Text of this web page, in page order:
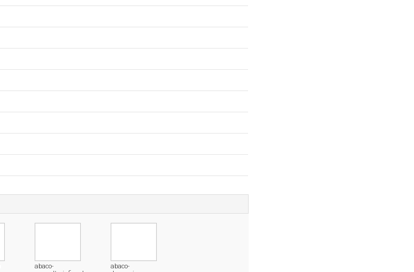
abaco-
abaco-